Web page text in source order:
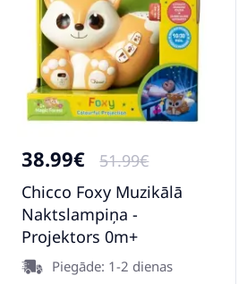
38.99€
51.99€
Chicco Foxy Muzikālā
Naktslampiņa -
Projektors 0m+
Piegāde: 1-2 dienas